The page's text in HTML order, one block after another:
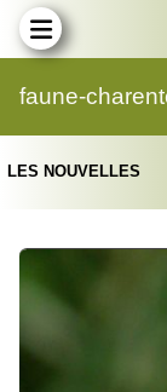
faune-
LES NOUVELLES